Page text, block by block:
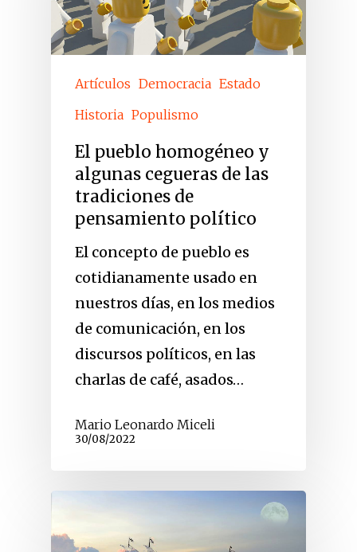
Artículos Democracia Estado
Historia Populismo
El pueblo homogéneo y
algunas cegueras de las
tradiciones de
pensamiento político
El concepto de pueblo es
cotidianamente usado en
nuestros días, en los medios
de comunicación, en los
discursos políticos, en las
charlas de café, asados…
Mario Leonardo Miceli
30/08/2022